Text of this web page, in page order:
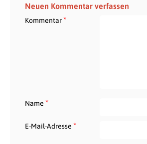
Neuen Kommentar verfassen
Kommentar*
Name *
E-Mail-Adresse *